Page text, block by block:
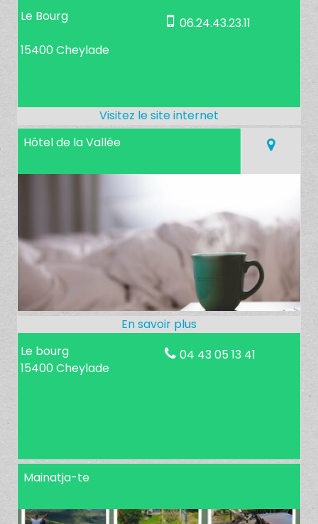
Le Bourg
15400 Cheylade
06.24.43.23.11
Hôtel de la Vallée
Le bourg
15400 Cheylade
04 43 05 13 41
Mainatja-te